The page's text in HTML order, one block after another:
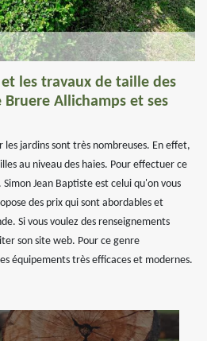
les travaux de taille des
Allichamps et ses
les jardins sont très nombreuses. En effet,
au niveau des haies. Pour effectuer ce
Jean Baptiste est celui qu'on vous
des prix qui sont abordables et
Si vous voulez des renseignements
son site web. Pour ce genre
équipements très efficaces et modernes.